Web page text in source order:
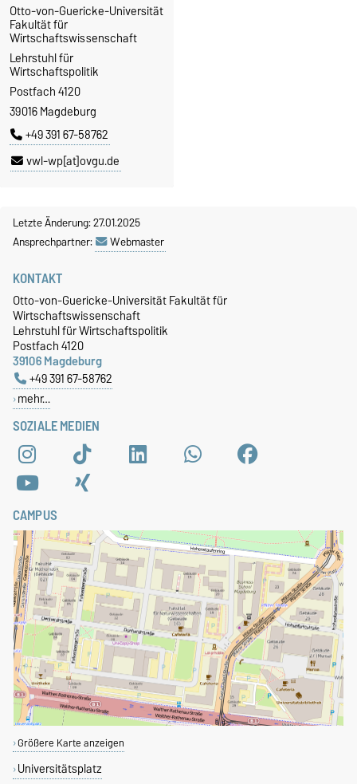
Otto-von-Guericke-Universität
Fakultät für
Wirtschaftswissenschaft
Lehrstuhl für
Wirtschaftspolitik
Postfach 4120
39016 Magdeburg
+49 391 67-58762
vwl-wp[at]ovgu.de
Letzte Änderung: 27.01.2025
Ansprechpartner:
Webmaster
SOZIALE MEDIEN
KONTAKT
Otto-von-Guericke-Universität Fakultät für
Wirtschaftswissenschaft
Lehrstuhl für Wirtschaftspolitik
Postfach 4120
39106 Magdeburg
+49 391 67-58762
mehr…
CAMPUS
Größere Karte anzeigen
Universitätsplatz